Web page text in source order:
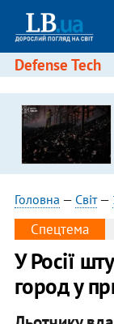
Defense Tech
Головна — Світ—
Спецтема
У Росії
город у